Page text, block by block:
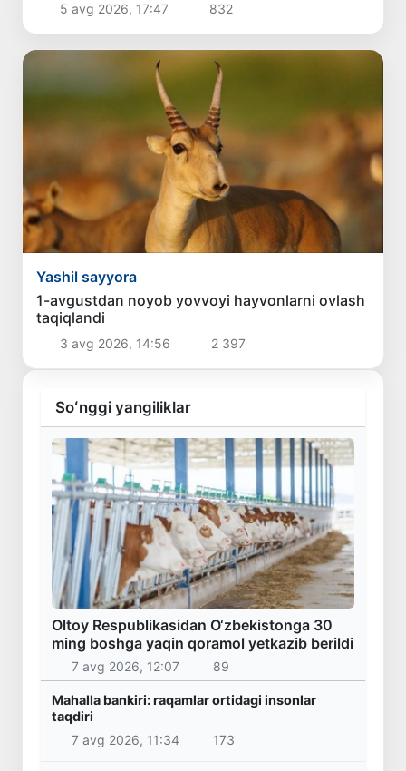
5 avg 2026, 17:47 832
Yashil sayyora
1-avgustdan noyob yovvoyi hayvonlarni ovlash
taqiqlandi
3 avg 2026, 14:56 2 397
Soʻnggi yangiliklar
Oltoy Respublikasidan O‘zbekistonga 30
ming boshga yaqin qoramol yetkazib berildi
7 avg 2026, 12:07 89
Mahalla bankiri: raqamlar ortidagi insonlar
taqdiri
7 avg 2026, 11:34
173